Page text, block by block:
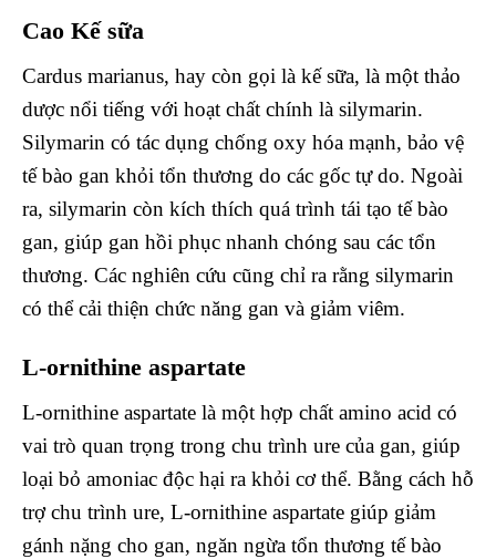
Cao Kế sữa
Cardus marianus, hay còn gọi là kế sữa, là một thảo
dược nổi tiếng với hoạt chất chính là silymarin.
Silymarin có tác dụng chống oxy hóa mạnh, bảo vệ
tế bào gan khỏi tổn thương do các gốc tự do. Ngoài
ra, silymarin còn kích thích quá trình tái tạo tế bào
gan, giúp gan hồi phục nhanh chóng sau các tổn
thương. Các nghiên cứu cũng chỉ ra rằng silymarin
có thể cải thiện chức năng gan và giảm viêm.
L-ornithine aspartate
L-ornithine aspartate là một hợp chất amino acid có
vai trò quan trọng trong chu trình ure của gan, giúp
loại bỏ amoniac độc hại ra khỏi cơ thể. Bằng cách hỗ
trợ chu trình ure, L-ornithine aspartate giúp giảm
gánh nặng cho gan, ngăn ngừa tổn thương tế bào